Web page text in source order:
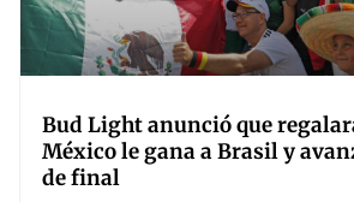
Bud Light anunció que
México le gana a Brasil y
de final